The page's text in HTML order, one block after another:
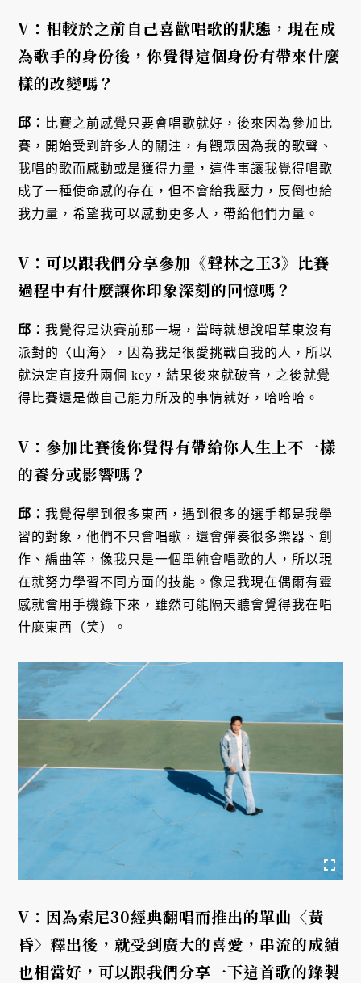
V：相較於之前自己喜歡唱歌的狀態，現在成
為歌手的身份後，你覺得這個身份有帶來什麼
樣的改變嗎？
邱： 比賽之前感覺只要會唱歌就好，後來因為參加比
賽，開始受到許多人的關注，有觀眾因為我的歌聲、
我唱的歌而感動或是獲得力量，這件事讓我覺得唱歌
成了一種使命感的存在，但不會給我壓力，反倒也給
我力量，希望我可以感動更多人，帶給他們力量。
V：可以跟我們分享參加《聲林之王3》比賽
過程中有什麼讓你印象深刻的回憶嗎？
邱：我覺得是決賽前那一場，當時就想說唱草東沒有
派對的〈山海〉，因為我是很愛挑戰自我的人，所以
就決定直接升兩個 key，結果後來就破音，之後就覺
得比賽還是做自己能力所及的事情就好，哈哈哈。
V：參加比賽後你覺得有帶給你人生上不一樣
的養分或影響嗎？
邱：我覺得學到很多東西，遇到很多的選手都是我學
習的對象，他們不只會唱歌，還會彈奏很多樂器、創
作、編曲等，像我只是一個單純會唱歌的人，所以現
在就努力學習不同方面的技能。像是我現在偶爾有靈
感就會用手機錄下來，雖然可能隔天聽會覺得我在唱
什麼東西（笑）。
V：因為索尼30經典翻唱而推出的單曲〈黃
昏〉釋出後，就受到廣大的喜愛，串流的成績
也相當好，可以跟我們分享一下這首歌的錄製